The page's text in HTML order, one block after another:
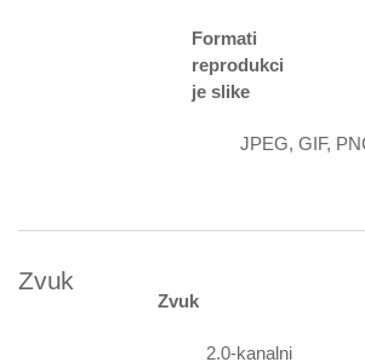
Formati
reprodukci
je slike
JPEG, GIF,
Zvuk
Zvuk
2.0-kanalni